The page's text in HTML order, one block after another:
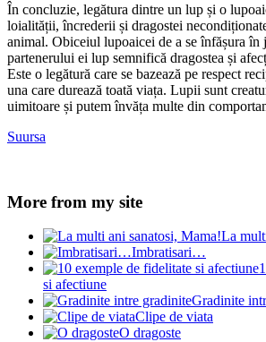
În concluzie, legătura dintre un lup și o
loialității, încrederii și dragostei
animal. Obiceiul lupoaicei de a se înfășura în
partenerului ei lup semnifică dragostea și
Este o legătură care se bazează pe respect
una care durează toată viața. Lupii sunt
uimitoare și putem învăța multe din
Suursa
More from my site
La
Imbratisari…
si afectiune
Gradinite
Clipe de viata
O dragoste